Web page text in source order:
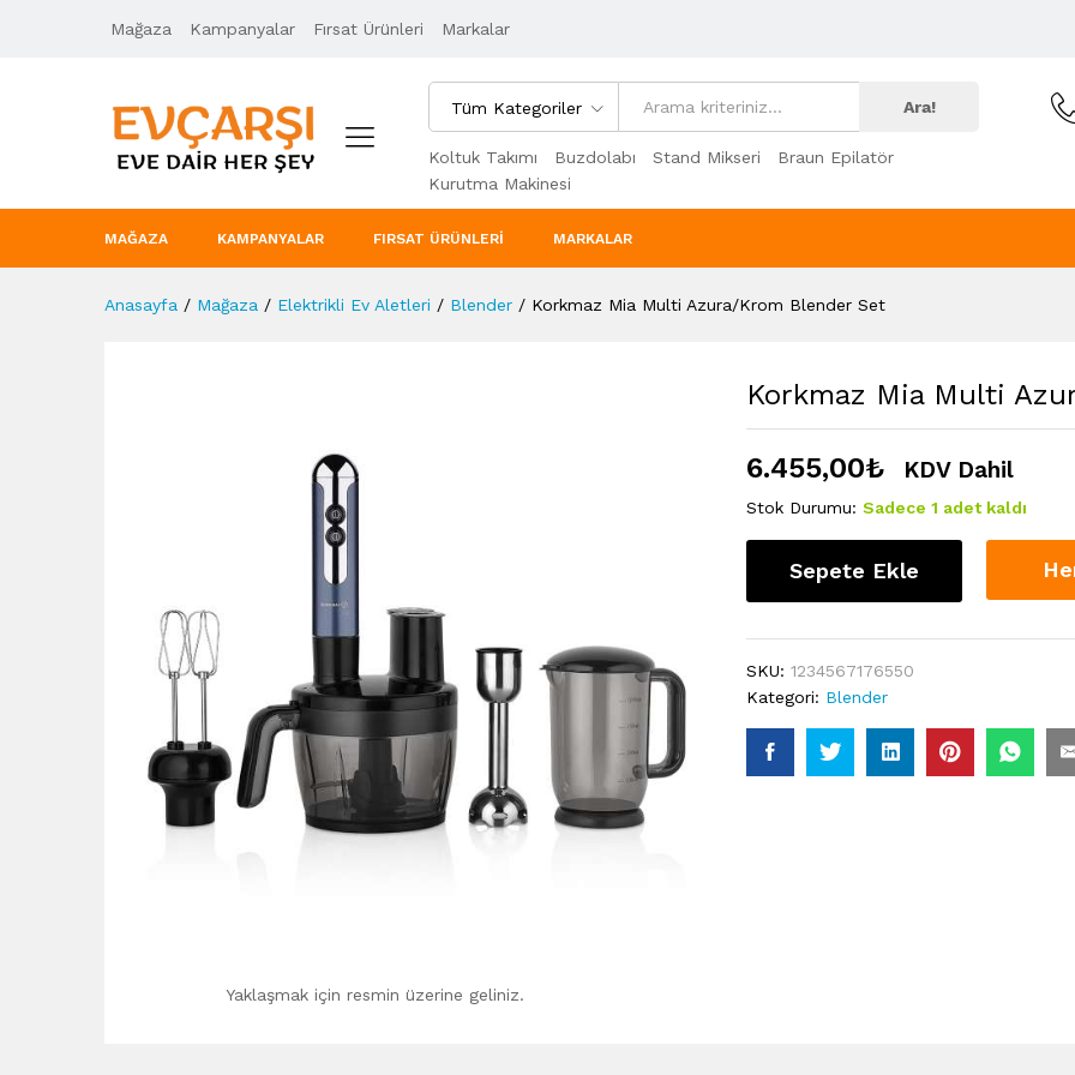
Mağaza Kampanyalar Fırsat Ürünleri Markalar
Tüm Kategoriler Ara!
Koltuk Takımı Buzdolabı Stand Mikseri
Braun Epilatör
Kurutma Makinesi
MAĞAZA KAMPANYALAR FIRSAT ÜRÜNLERI MARKALAR
Anasayfa / Mağaza / Elektrikli Ev Aletleri / Blender / Korkmaz Mia Multi Azura/Krom Blender Set
Yaklaşmak için resmin üzerine geliniz.
Korkmaz Mia Multi
6.455,00₺ KDV Dahil
Stok Durumu: Sadece 1 adet kaldı
Sepete Ekle
SKU:1234567176550
Kategori: Blender
Ürün Açıklaması Taksit Seçenekleri